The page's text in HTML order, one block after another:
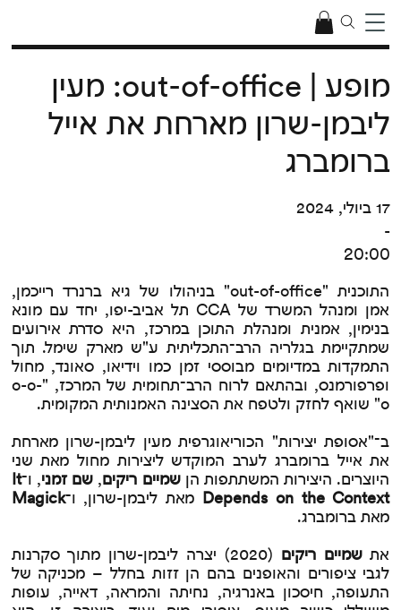
התוכנית "out-of-office" בניהולו של גיא ברנרד רייכמן,
אמן ומנהל המשרד של CCA תל אביב-יפו, יחד עם מונא
בנימין, אמנית ומנהלת התוכן במרכז, היא סדרת אירועים
שמתקיימת בגלריה הרב־התכליתית ע"ש מארק שימל. תוך
התמקדות במדיומים מבוססי זמן כמו וידיאו, סאונד, מחול
ופרפורמנס, ובהתאם לרוח הרב־תחומית של המרכז, "o-o-
o" שואף לחזק ולטפח את הסצינה האמנותית המקומית.
ב־"אסופת יצירות" הכוריאוגרפית מעין ליבמן-שרון מארחת
את אייל ברומברג לערב המוקדש ליצירות מחול מאת שני
היוצרים. היצירות המשתתפות הןשמיים ריקים, שם זמני, ו־It
Depends on the Context מאת ליבמן-שרון, ו־Magick
מאת ברומברג.
אתשמיים ריקים (2020)
יצרה ליבמן-שרון מתוך סקרנות
לגבי ציפורים והאופנים בהם הן זזות בחלל – מכניקה של
התעופה, חיסכון באנרגיה, נחיתה והמראה, דאייה, עופות
מופע | out-of-office: מעין
ליבמן-שרון מארחת את אייל
ברומברג
17 ביולי, 2024
-
20:00